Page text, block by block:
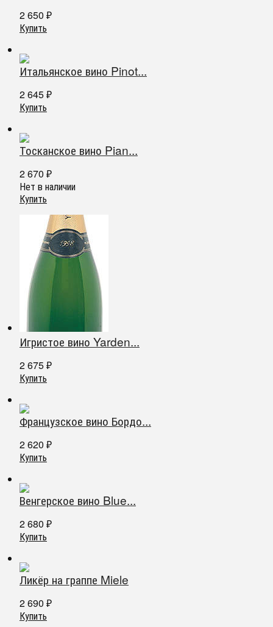
2 650 ₽
Купить
Итальянское вино Pinot...
2 645 ₽
Купить
Тосканское вино Pian...
2 670 ₽
Нет в наличии
Купить
Игристое вино Yarden...
2 675 ₽
Купить
Французское вино Бордо...
2 620 ₽
Купить
Венгерское вино Blue...
2 680 ₽
Купить
Ликёр на граппе Miele
2 690 ₽
Купить